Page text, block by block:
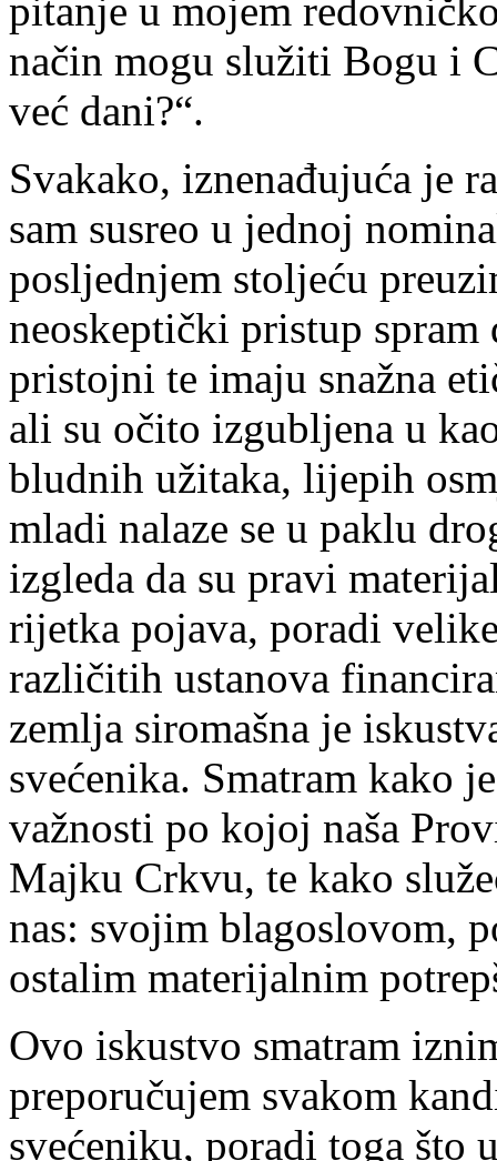
pitanje u mojem
način mogu služiti Bogu i
već dani?“.
Svakako, iznenađujuća je
sam susreo u jednoj
posljednjem stoljeću
neoskeptički pristup
pristojni te imaju snažna
ali su očito izgubljena u
bludnih užitaka, lijepih
mladi nalaze se u paklu
izgleda da su pravi
rijetka pojava, poradi
različitih ustanova
zemlja siromašna je
svećenika. Smatram kako
važnosti po kojoj naša
Majku Crkvu, te kako
nas: svojim blagoslovom,
ostalim materijalnim
Ovo iskustvo smatram
preporučujem svakom
svećeniku, poradi toga što